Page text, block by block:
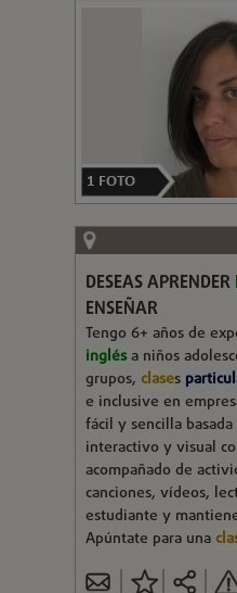
1 FOTO
DESEAS APRENDER
ENSEÑAR
Tengo 6+ años de
inglésa niños
grupos, clases
e inclusive en
fácil y sencilla
interactivo y visual
acompañado de
canciones, vídeos,
estudiante y
Apúntate para una